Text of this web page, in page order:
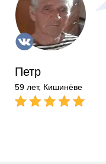
Петр
59 лет, Кишинёве